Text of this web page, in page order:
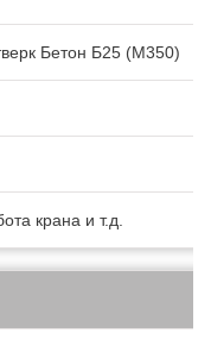
Бетон Б25 (М350)
крана и т.д.